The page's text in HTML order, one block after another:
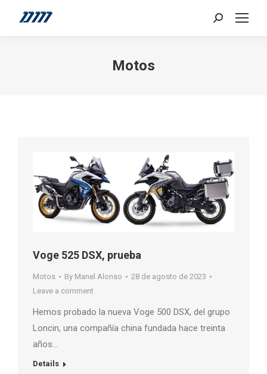
Search:
Motos
Voge 525 DSX, prueba
Motos By Manel Alonso
28 de agosto de 2023
Leave a comment
Hemos probado la nueva Voge 500 DSX, del grupo
Loncin, una compañía china fundada hace treinta
años…
Details